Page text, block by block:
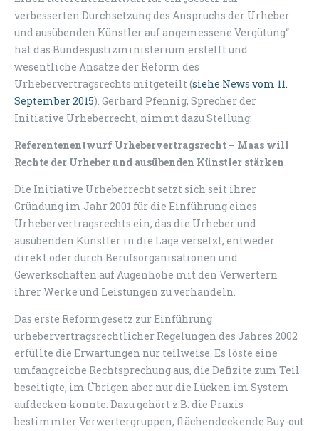
verbesserten Durchsetzung des Anspruchs der Urheber
und ausübenden Künstler auf angemessene Vergütung“
hat das Bundesjustizministerium erstellt und
wesentliche Ansätze der Reform des
Urhebervertragsrechts mitgeteilt (siehe News vom 11.
September 2015). Gerhard Pfennig, Sprecher der
Initiative Urheberrecht, nimmt dazu Stellung:
Referentenentwurf Urhebervertragsrecht – Maas will
Rechte der Urheber und ausübenden Künstler stärken
Die Initiative Urheberrecht setzt sich seit ihrer
Gründung im Jahr 2001 für die Einführung eines
Urhebervertragsrechts ein, das die Urheber und
ausübenden Künstler in die Lage versetzt, entweder
direkt oder durch Berufsorganisationen und
Gewerkschaften auf Augenhöhe mit den Verwertern
ihrer Werke und Leistungen zu verhandeln.
Das erste Reformgesetz zur Einführung
urhebervertragsrechtlicher Regelungen des Jahres 2002
erfüllte die Erwartungen nur teilweise. Es löste eine
umfangreiche Rechtsprechung aus, die Defizite zum Teil
beseitigte, im Übrigen aber nur die Lücken im System
aufdecken konnte. Dazu gehört z.B. die Praxis
bestimmter Verwertergruppen, flächendeckende Buy-out